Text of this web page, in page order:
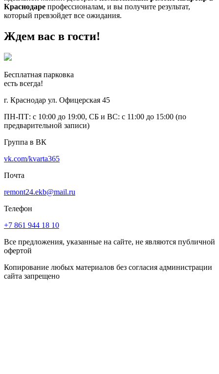
Краснодаре профессионалам, и вы получите результат,
который превзойдет все ожидания.
Ждем вас в гости!
Бесплатная парковка
есть всегда!
г. Краснодар ул. Офицерская 45
ПН-ПТ: с 10:00 до 19:00, СБ и ВС: с 11:00 до 15:00 (по
предварительной записи)
Группа в ВК
vk.com/kvarta365
Почта
remont24.ekb@mail.ru
Телефон
+7 861 944 18 10
Все предложения, указанные на сайте, не являются публичной
офертой
Копирование любых материалов без согласия администрации
сайта запрещено